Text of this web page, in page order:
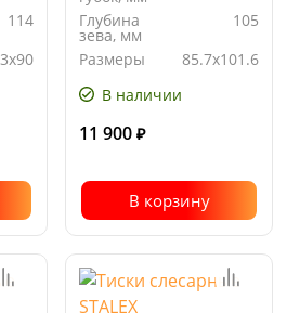
114
Глубина
зева, мм
105
Размеры
наковальни,
мм
85.7х101.6
В наличии
11 900 ₽
В корзину